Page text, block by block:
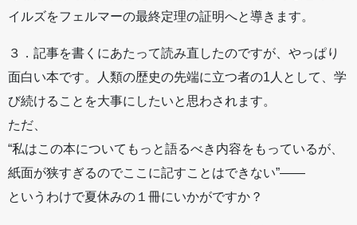
イルズをフェルマーの最終定理の証明へと導きます。
３．記事を書くにあたって読み直したのですが、やっぱり
面白い本です。人類の歴史の先端に立つ者の1人として、学
び続けることを大事にしたいと思わされます。
ただ、
“私はこの本についてもっと語るべき内容をもっているが、
紙面が狭すぎるのでここに記すことはできない”――
というわけで夏休みの１冊にいかがですか？